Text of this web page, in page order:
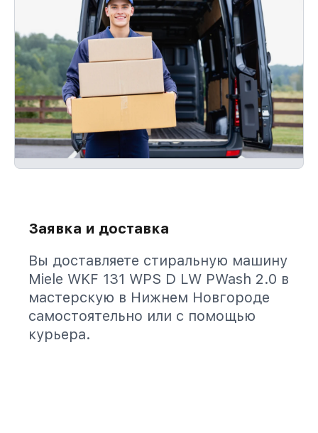
Заявка и доставка
Вы доставляете стиральную машину
Miele WKF 131 WPS D LW PWash 2.0 в
мастерскую в Нижнем Новгороде
самостоятельно или с помощью
курьера.